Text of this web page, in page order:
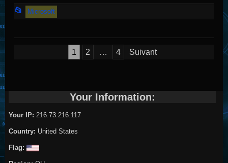
📂
Cet
a
Microsoft
1 2 … 4 Suivant
Your Information:
Your IP: 216.73.216.117
Country: United States
Flag: